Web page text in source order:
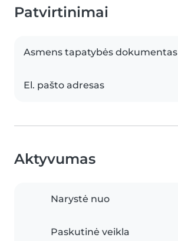
Patvirtinimai
Asmens tapatybės dokumentas
El. pašto adresas
Aktyvumas
Narystė nuo
Paskutinė veikla